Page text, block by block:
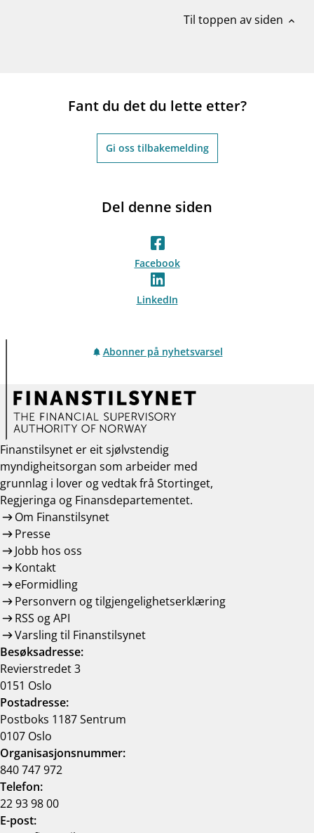
Til toppen av siden expand_less
Fant du det du lette etter?
Gi oss tilbakemelding
Del denne siden
Facebook
LinkedIn
Abonner på nyhetsvarsel
Finanstilsynet er eit sjølvstendig
myndigheitsorgan som arbeider med
grunnlag i lover og vedtak frå Stortinget,
Regjeringa og Finansdepartementet.
Om Finanstilsynet
Presse
Jobb hos oss
Kontakt
eFormidling
Personvern og tilgjengelighetserklæring
RSS og API
Varsling til Finanstilsynet
Besøksadresse:
Revierstredet 3
0151 Oslo
Postadresse:
Postboks 1187 Sentrum
0107 Oslo
Organisasjonsnummer:
840 747 972
Telefon:
22 93 98 00
E-post: